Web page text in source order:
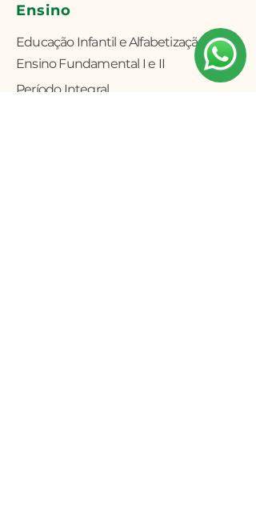
Ensino
Educação Infantil e Alfabetização
Ensino Fundamental I e II
Período Integral